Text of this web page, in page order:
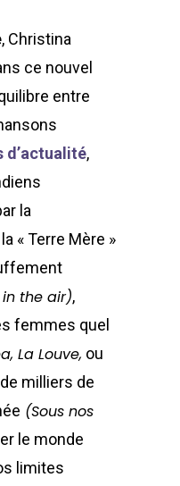
, Christina
ce nouvel
entre
d’actualité,
la
la « Terre Mère »
the air),
femmes quel
La Louve, ou
milliers de
(Sous nos
le monde
limites
POUR L'ÉGALITÉ DE
DANS LE SPECTACLE
ET LES ARTS VISUELS